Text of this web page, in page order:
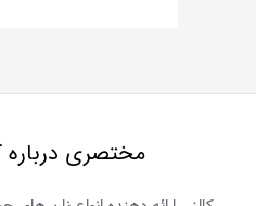
به
جدید
مختصری درباره